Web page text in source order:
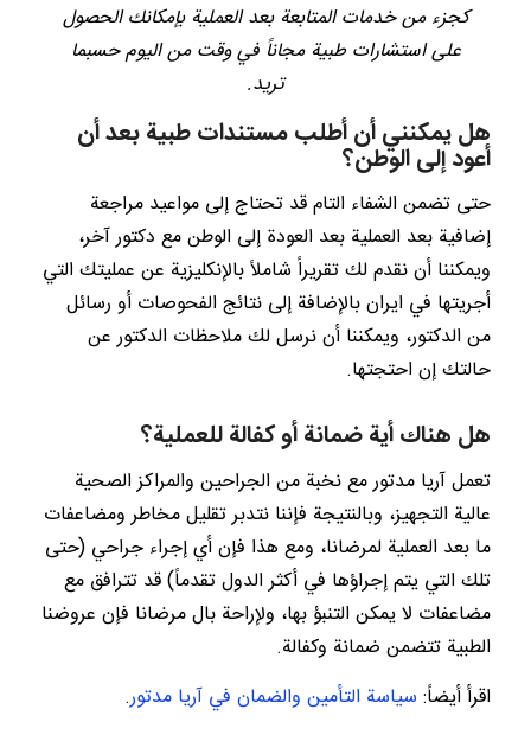
كجزء من خدمات المتابعة بعد العملية بإمكانك الحصول
على استشارات طبية مجاناً في وقت من اليوم حسبما
تريد.
هل يمكنني أن أطلب مستندات طبية بعد أن
أعود إلى الوطن؟
حتى تضمن الشفاء التام قد تحتاج إلى مواعيد مراجعة
إضافية بعد العملية بعد العودة إلى الوطن مع دكتور آخر،
ويمكننا أن نقدم لك تقريراً شاملاً بالإنكليزية عن عمليتك التي
أجريتها في ايران بالإضافة إلى نتائج الفحوصات أو رسائل
من الدكتور، ويمكننا أن نرسل لك ملاحظات الدكتور عن
حالتك إن احتجتها.
هل هناك أية ضمانة أو كفالة للعملية؟
تعمل آريا مدتور مع نخبة من الجراحين والمراكز الصحية
عالية التجهيز، وبالنتيجة فإننا نتدبر تقليل مخاطر ومضاعفات
ما بعد العملية لمرضانا، ومع هذا فإن أي إجراء جراحي (حتى
تلك التي يتم إجراؤها في أكثر الدول تقدماً) قد تترافق مع
مضاعفات لا يمكن التنبؤ بها، ولإراحة بال مرضانا فإن عروضنا
الطبية تتضمن ضمانة وكفالة.
اقرأ أيضاً: سياسة التأمين والضمان في آريا مدتور.